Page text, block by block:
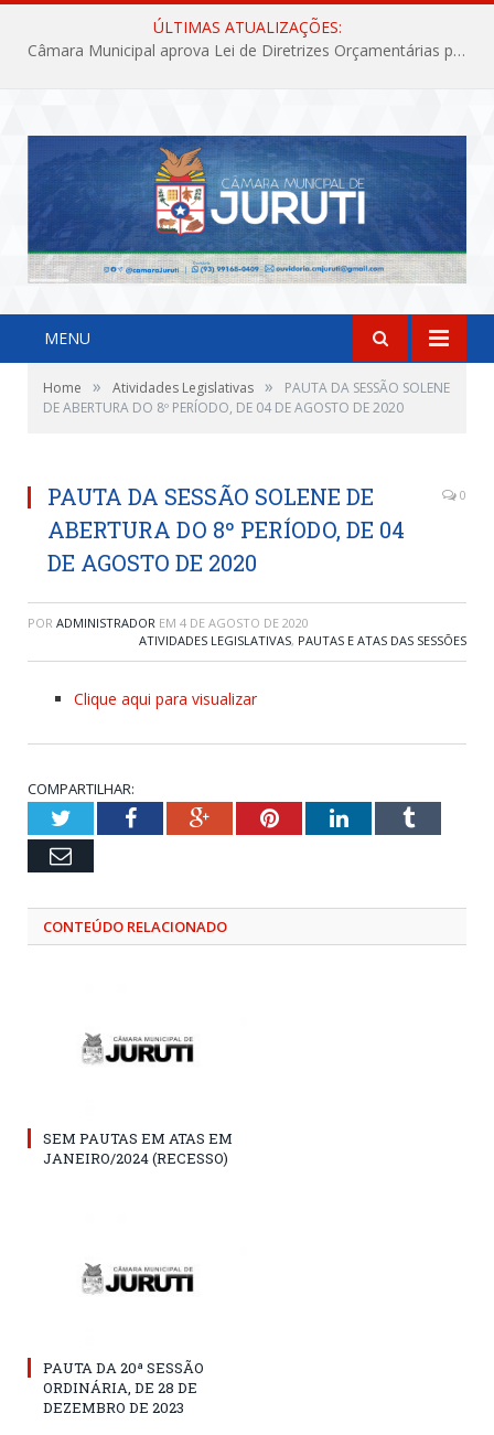
ÚLTIMAS ATUALIZAÇÕES:
Câmara Municipal aprova Lei de Diretrizes Orçamentárias para o exercício financeiro de 2027
MENU
Home » Atividades Legislativas »
PAUTA DA SESSÃO SOLENE
DE ABERTURA DO 8º PERÍODO, DE 04 DE AGOSTO DE 2020
PAUTA DA SESSÃO SOLENE DE
ABERTURA DO 8º PERÍODO, DE 04
DE AGOSTO DE 2020
0
POR ADMINISTRADOR EM 4 DE AGOSTO DE 2020
ATIVIDADES LEGISLATIVAS, PAUTAS E ATAS DAS SESSÕES
Clique aqui para visualizar
COMPARTILHAR:
TwitterFacebookGoogle+PinterestLinkedInTumblr
Email
CONTEÚDO RELACIONADO
SEM PAUTAS EM ATAS EM
JANEIRO/2024 (RECESSO)
PAUTA DA 20ª SESSÃO
ORDINÁRIA, DE 28 DE
DEZEMBRO DE 2023